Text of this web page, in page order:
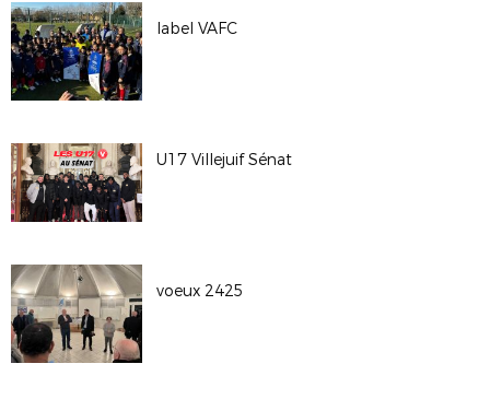
label VAFC
U17 Villejuif Sénat
voeux 2425